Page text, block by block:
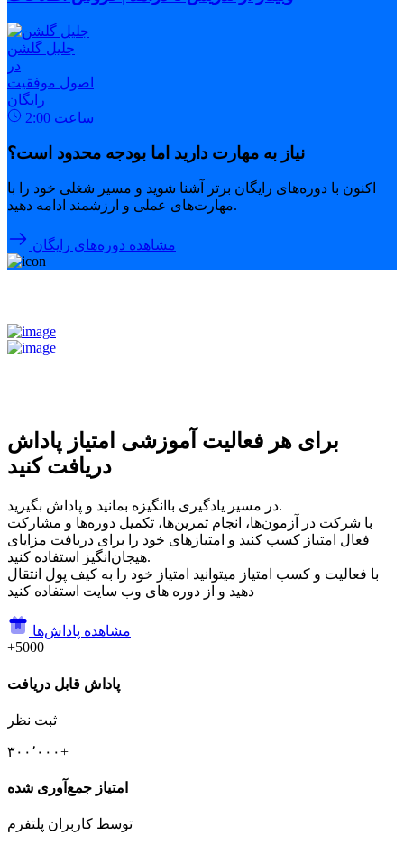
جلیل گلشن
در
اصول موفقیت
رایگان
2:00 ساعت
نیاز به مهارت دارید اما بودجه محدود است؟
اکنون با دوره‌های رایگان برتر آشنا شوید و مسیر شغلی خود را با
مهارت‌های عملی و ارزشمند ادامه دهید.
مشاهده دوره‌های رایگان
برای هر فعالیت آموزشی امتیاز پاداش
دریافت کنید
در مسیر یادگیری باانگیزه بمانید و پاداش بگیرید.
با شرکت در آزمون‌ها، انجام تمرین‌ها، تکمیل دوره‌ها و مشارکت
فعال امتیاز کسب کنید و امتیازهای خود را برای دریافت مزایای
هیجان‌انگیز استفاده کنید.
با فعالیت و کسب امتیاز میتوانید امتیاز خود را به کیف پول انتقال
دهید و از دوره های وب سایت استفاده کنید
مشاهده پاداش‌ها
+5000
پاداش قابل دریافت
ثبت نظر
۳۰۰٬۰۰۰+
امتیاز جمع‌آوری شده
توسط کاربران پلتفرم